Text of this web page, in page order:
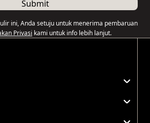
Submit
ini, Anda setuju untuk menerima pembaruan
Privasi kami untuk info lebih lanjut.